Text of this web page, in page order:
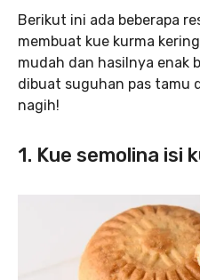
Berikut ini ada beberapa
membuat kue kurma
mudah dan hasilnya enak
dibuat suguhan pas tamu
nagih!
1. Kue semolina isi